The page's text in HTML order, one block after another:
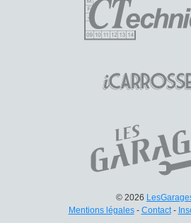
© 2026
Mentions légales- Contact-